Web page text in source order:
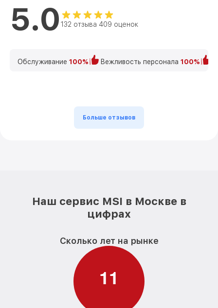
5.0 132 отзыва 409 оценок
Обслуживание 100% Вежливость персонала 100%
Больше отзывов
Наш сервис MSI в Москве в
цифрах
Сколько лет на рынке
11